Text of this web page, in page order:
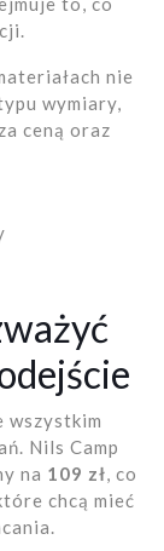
nie
wymiary,
ceną oraz
wszystkim
Nils Camp
na 109 zł, co
chcą mieć